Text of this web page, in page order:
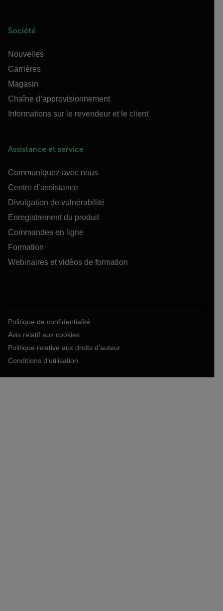
Société
Nouvelles
Carrières
Magasin
Chaîne d’approvisionnement
Informations sur le revendeur et le client
Assistance et service
Communiquez avec nous
Centre d’assistance
Divulgation de vulnérabilité
Enregistrement du produit
Commandes en ligne
Formation
Webinaires et vidéos de formation
Politique de confidentialité
Avis relatif aux cookies
Politique relative aux droits d’auteur
Conditions d’utilisation